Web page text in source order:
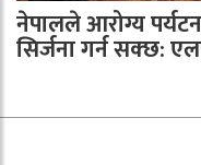
नेपालले आरोग्य
सिर्जना गर्न सक्छ: